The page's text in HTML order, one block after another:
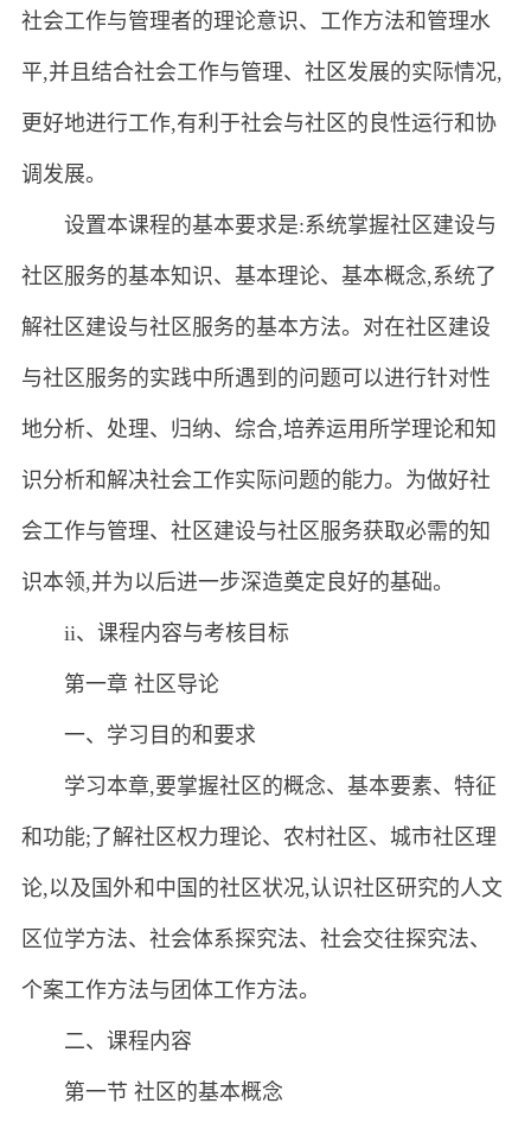
社会工作与管理者的理论意识、工作方法和管理水
平,并且结合社会工作与管理、社区发展的实际情况,
更好地进行工作,有利于社会与社区的良性运行和协
调发展。
设置本课程的基本要求是:系统掌握社区建设与
社区服务的基本知识、基本理论、基本概念,系统了
解社区建设与社区服务的基本方法。对在社区建设
与社区服务的实践中所遇到的问题可以进行针对性
地分析、处理、归纳、综合,培养运用所学理论和知
识分析和解决社会工作实际问题的能力。为做好社
会工作与管理、社区建设与社区服务获取必需的知
识本领,并为以后进一步深造奠定良好的基础。
ii、课程内容与考核目标
第一章 社区导论
一、学习目的和要求
学习本章,要掌握社区的概念、基本要素、特征
和功能;了解社区权力理论、农村社区、城市社区理
论,以及国外和中国的社区状况,认识社区研究的人文
区位学方法、社会体系探究法、社会交往探究法、
个案工作方法与团体工作方法。
二、课程内容
第一节 社区的基本概念